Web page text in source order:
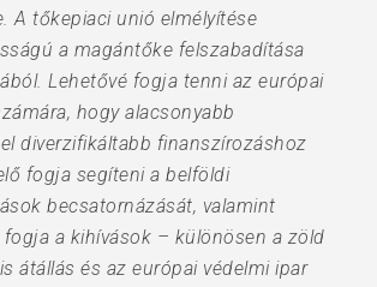
A tőkepiaci unió elmélyítése
a magántőke felszabadítása
Lehetővé fogja tenni az európai
hogy alacsonyabb
diverzifikáltabb finanszírozáshoz
fogja segíteni a belföldi
becsatornázását, valamint
a kihívások – különösen a zöld
átállás és az európai védelmi ipar